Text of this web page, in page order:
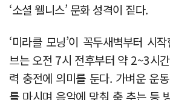
‘소셜 웰니스’ 문화 성격이 짙다.
‘미라클 모닝’이 꼭두새벽부터 시
브는 오전 7시 전후부터 약 2~3시
력 충전에 의미를 둔다. 가벼운 운
를 마시며 음악에 맞춰 춤 추는 등